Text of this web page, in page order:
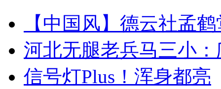
【中国风】德云社孟
河北无腿老兵马三小
信号灯Plus！浑身都亮